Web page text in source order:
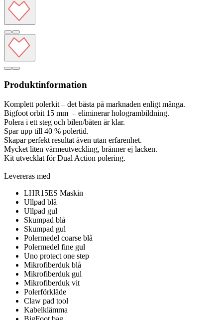
Produktinformation
Komplett polerkit – det bästa på marknaden enligt många.
Bigfoot orbit 15 mm – eliminerar hologrambildning.
Polera i ett steg och bilen/båten är klar.
Spar upp till 40 % polertid.
Skapar perfekt resultat även utan erfarenhet.
Mycket liten värmeutveckling, bränner ej lacken.
Kit utvecklat för Dual Action polering.
Levereras med
LHR15ES Maskin
Ullpad blå
Ullpad gul
Skumpad blå
Skumpad gul
Polermedel coarse blå
Polermedel fine gul
Uno protect one step
Mikrofiberduk blå
Mikrofiberduk gul
Mikrofiberduk vit
Polerförkläde
Claw pad tool
Kabelklämma